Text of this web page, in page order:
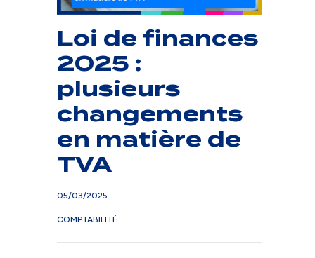
Loi de finances
2025 :
plusieurs
changements
en matière de
TVA
05/03/2025
COMPTABILITÉ